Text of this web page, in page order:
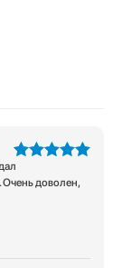
5
Очень доволен,